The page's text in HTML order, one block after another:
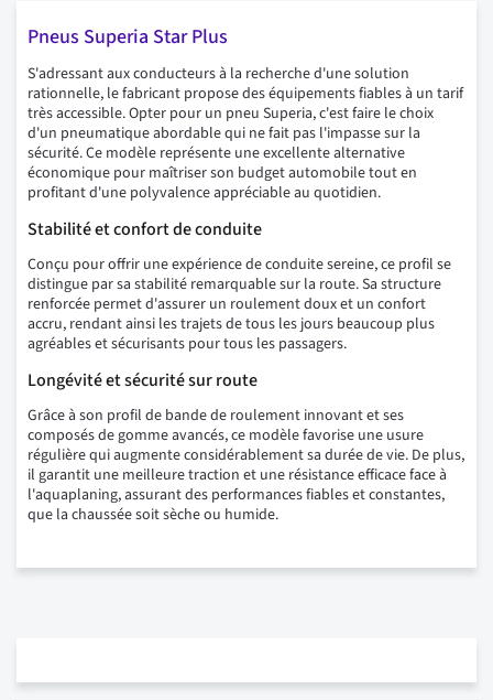
Pneus Superia Star Plus
S'adressant aux conducteurs à la recherche d'une solution
rationnelle, le fabricant propose des équipements fiables à un tarif
très accessible. Opter pour un pneu Superia, c'est faire le choix
d'un pneumatique abordable qui ne fait pas l'impasse sur la
sécurité. Ce modèle représente une excellente alternative
économique pour maîtriser son budget automobile tout en
profitant d'une polyvalence appréciable au quotidien.
Stabilité et confort de conduite
Conçu pour offrir une expérience de conduite sereine, ce profil se
distingue par sa stabilité remarquable sur la route. Sa structure
renforcée permet d'assurer un roulement doux et un confort
accru, rendant ainsi les trajets de tous les jours beaucoup plus
agréables et sécurisants pour tous les passagers.
Longévité et sécurité sur route
Grâce à son profil de bande de roulement innovant et ses
composés de gomme avancés, ce modèle favorise une usure
régulière qui augmente considérablement sa durée de vie. De plus,
il garantit une meilleure traction et une résistance efficace face à
l'aquaplaning, assurant des performances fiables et constantes,
que la chaussée soit sèche ou humide.